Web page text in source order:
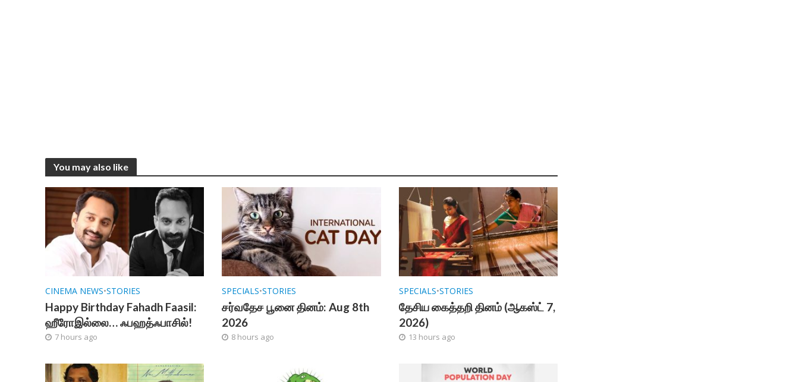
You may also like
CINEMA NEWS•STORIES
Happy Birthday Fahadh Faasil:
ஹீரோஇல்லை… ஃபஹத்ஃபாசில்!
7 hours ago
SPECIALS•STORIES
சர்வதேச பூனை தினம்: Aug 8th
2026
8 hours ago
SPECIALS•STORIES
தேசிய கைத்தறி தினம் (ஆகஸ்ட் 7,
2026)
13 hours ago